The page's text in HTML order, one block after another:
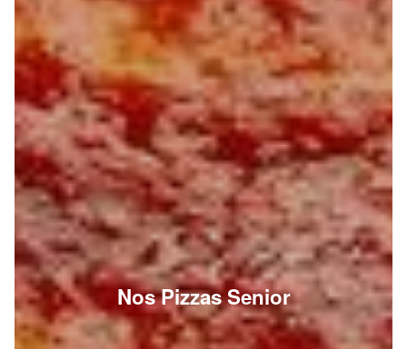
Nos Pizzas Senior